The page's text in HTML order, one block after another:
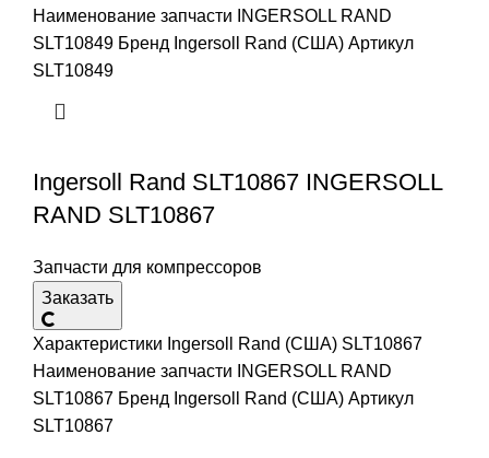
Наименование запчасти INGERSOLL RAND
SLT10849 Бренд Ingersoll Rand (США) Артикул
SLT10849
Ingersoll Rand SLT10867 INGERSOLL
RAND SLT10867
Запчасти для компрессоров
Заказать
Характеристики Ingersoll Rand (США) SLT10867
Наименование запчасти INGERSOLL RAND
SLT10867 Бренд Ingersoll Rand (США) Артикул
SLT10867